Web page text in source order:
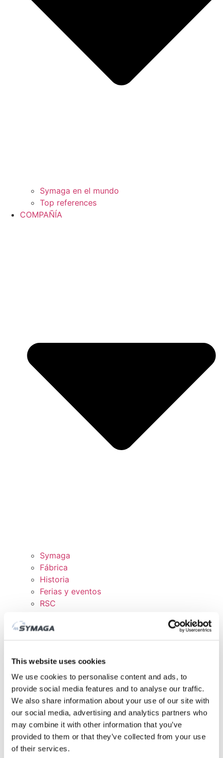
This website uses cookies
We use cookies to personalise content and ads, to
provide social media features and to analyse our traffic.
We also share information about your use of our site with
our social media, advertising and analytics partners who
may combine it with other information that you’ve
provided to them or that they’ve collected from your use
of their services.
Symaga en el mundo
Top references
COMPAÑÍA
Symaga
Fábrica
Historia
Ferias y eventos
RSC
Certificados y políticas